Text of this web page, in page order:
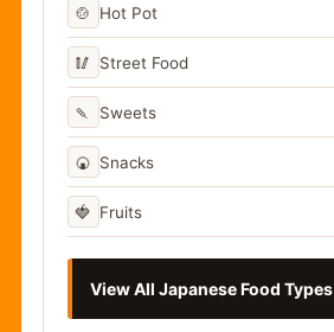
🍲 Hot Pot
🥢 Street Food
🍡 Sweets
🍘 Snacks
🍓 Fruits
View All Japanese Food Types